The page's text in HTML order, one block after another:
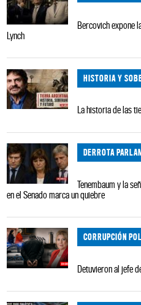
Bercovich expone
Lynch
HISTORIA Y
La historia de las
DERROTA
Tenembaum y la
en el Senado marca un quiebre
CORRUPCIÓN
Detuvieron al jefe